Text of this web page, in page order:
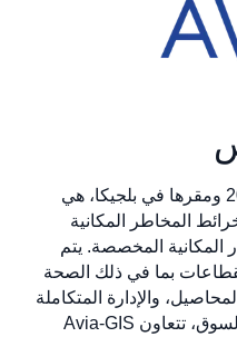
Avia-GIS، التي تأسست عام 2001 ومقرها في بلجيكا، هي
المخاطر المكانية
المكانية المخصصة. يتم
بما في ذلك الصحة
والإدارة المتكاملة
للآفات. بفضل موقعها الفريد في السوق، تتعاون Avia-GIS